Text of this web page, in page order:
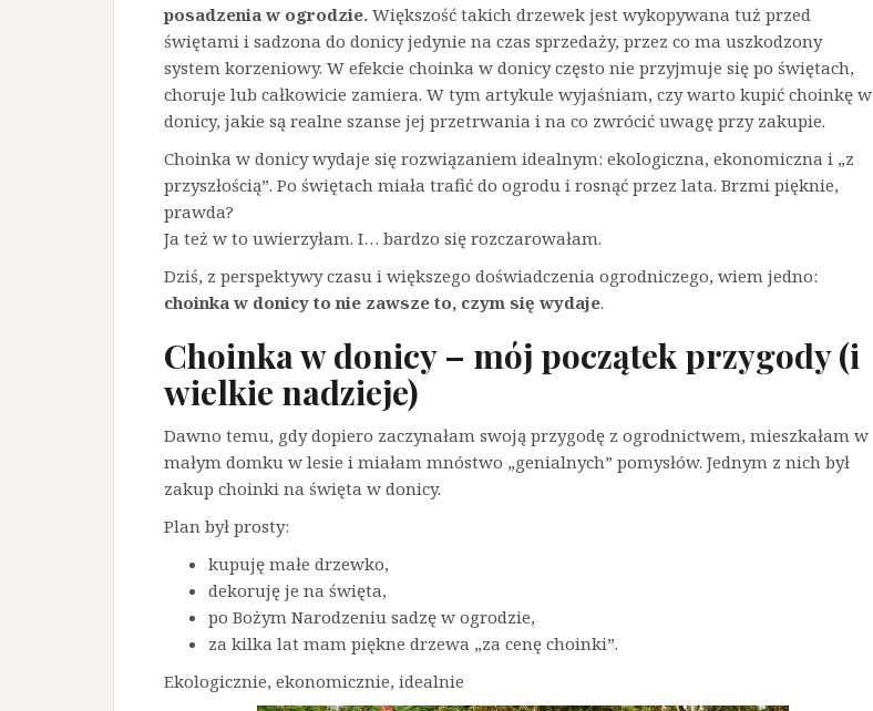
posadzenia w ogrodzie. Większość takich drzewek jest wykopywana tuż przed
świętami i sadzona do donicy jedynie na czas sprzedaży, przez co ma uszkodzony
system korzeniowy. W efekcie choinka w donicy często nie przyjmuje się po świętach,
choruje lub całkowicie zamiera. W tym artykule wyjaśniam, czy warto kupić choinkę w
donicy, jakie są realne szanse jej przetrwania i na co zwrócić uwagę przy zakupie.
Choinka w donicy wydaje się rozwiązaniem idealnym: ekologiczna, ekonomiczna i „z
przyszłością”. Po świętach miała trafić do ogrodu i rosnąć przez lata. Brzmi pięknie,
prawda?
Ja też w to uwierzyłam. I… bardzo się rozczarowałam.
Dziś, z perspektywy czasu i większego doświadczenia ogrodniczego, wiem jedno:
choinka w donicy to nie zawsze to, czym się wydaje.
Choinka w donicy – mój początek przygody (i
wielkie nadzieje)
Dawno temu, gdy dopiero zaczynałam swoją przygodę z ogrodnictwem, mieszkałam w
małym domku w lesie i miałam mnóstwo „genialnych” pomysłów. Jednym z nich był
zakup choinki na święta w donicy.
Plan był prosty:
kupuję małe drzewko,
dekoruję je na święta,
po Bożym Narodzeniu sadzę w ogrodzie,
za kilka lat mam piękne drzewa „za cenę choinki”.
Ekologicznie, ekonomicznie, idealnie